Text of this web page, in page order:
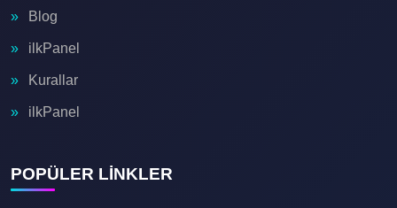
Blog
ilkPanel
Kurallar
ilkPanel
POPÜLER LİNKLER